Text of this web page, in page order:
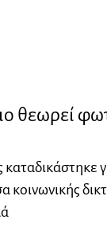
θεωρεί
κοινωνικής